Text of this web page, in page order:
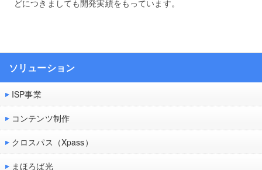
どにつきましても開発実績をもっています。
ソリューション
ISP事業
コンテンツ制作
クロスパス（Xpass）
まほろば光